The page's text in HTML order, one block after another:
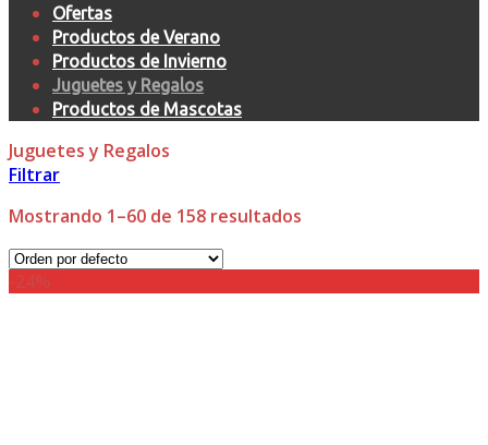
Ofertas
Productos de Verano
Productos de Invierno
Juguetes y Regalos
Productos de Mascotas
Juguetes y Regalos
Filtrar
Mostrando 1–60 de 158 resultados